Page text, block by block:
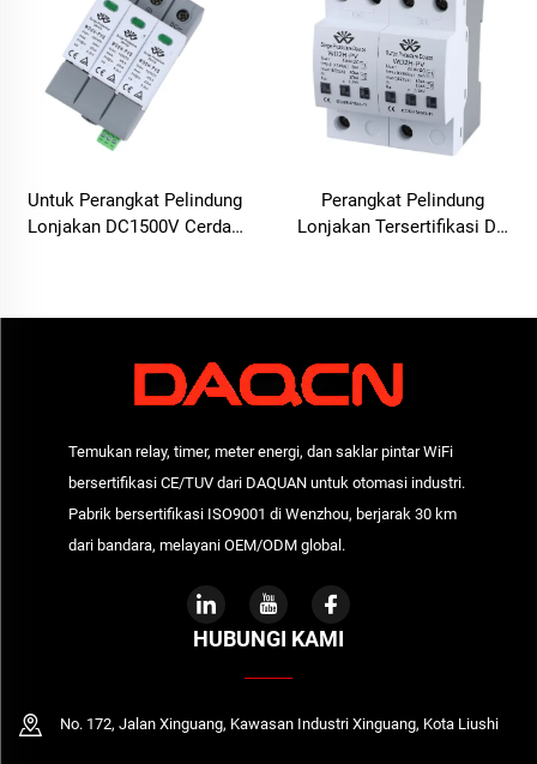
Untuk Perangkat Pelindung
Lonjakan DC1500V Cerdas
Perangkat Pelindung
Lonjakan Tersertifikasi DC
Temukan relay, timer, meter energi, dan saklar pintar WiFi
bersertifikasi CE/TUV dari DAQUAN untuk otomasi industri.
Pabrik bersertifikasi ISO9001 di Wenzhou, berjarak 30 km
dari bandara, melayani OEM/ODM global.
HUBUNGI KAMI
No. 172, Jalan Xinguang, Kawasan Industri Xinguang, Kota Liushi